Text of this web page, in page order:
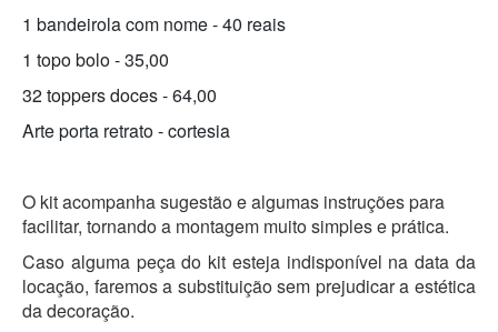
1 bandeirola com nome - 40 reais
1 topo bolo - 35,00
32 toppers doces - 64,00
Arte porta retrato - cortesia
O kit acompanha sugestão e algumas instruções para
facilitar, tornando a montagem muito simples e prática.
Caso alguma peça do kit esteja indisponível na data da
locação, faremos a substituição sem prejudicar a estética
da decoração.